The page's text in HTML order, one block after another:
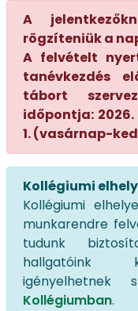
A
rögzíteniük a
A felvételt
tanévkezdés
tábort
időpontja:
1. (vasárnap-
Kollégiumi
Kollégiumi
munkarendre
tudunk
hallgatóink
Kollégiumban.